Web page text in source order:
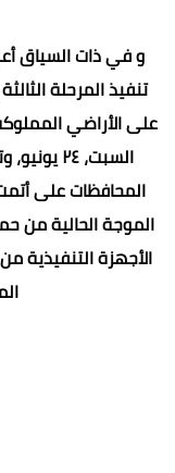
و في ذات السياق
على الأراضي
المحافظات على
الموجة الحالية من
الأجهزة التنفيذية